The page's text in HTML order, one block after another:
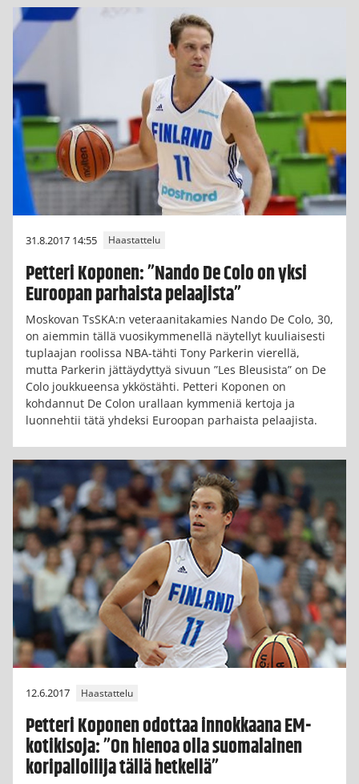
31.8.2017 14:55 Haastattelu
Petteri Koponen: ”Nando De Colo on yksi
Euroopan parhaista pelaajista”
Moskovan TsSKA:n veteraanitakamies Nando De Colo, 30,
on aiemmin tällä vuosikymmenellä näytellyt kuuliaisesti
tuplaajan roolissa NBA-tähti Tony Parkerin vierellä,
mutta Parkerin jättäydyttyä sivuun ”Les Bleusista” on De
Colo joukkueensa ykköstähti. Petteri Koponen on
kohdannut De Colon urallaan kymmeniä kertoja ja
luonnehtii tätä yhdeksi Euroopan parhaista pelaajista.
12.6.2017 Haastattelu
Petteri Koponen odottaa innokkaana EM-
kotikisoja: ”On hienoa olla suomalainen
koripalloilija tällä hetkellä”